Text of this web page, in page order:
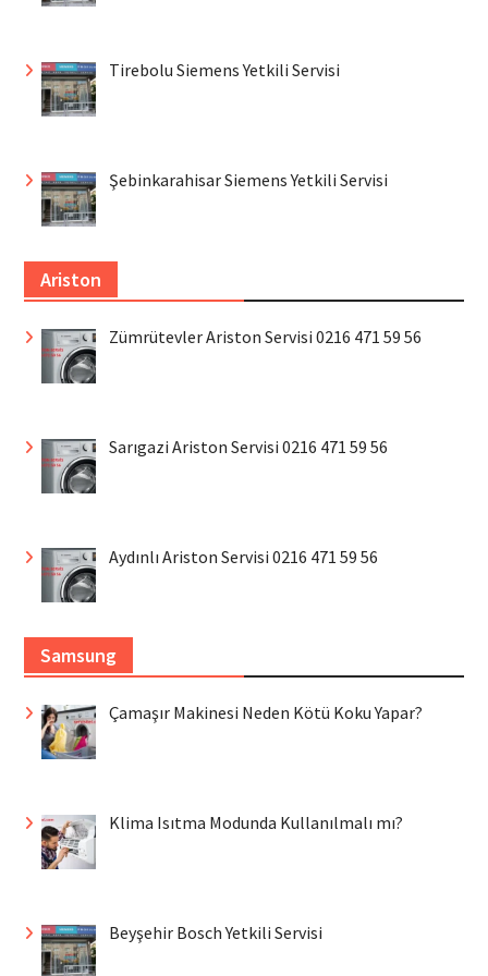
Tirebolu Siemens Yetkili Servisi
Şebinkarahisar Siemens Yetkili Servisi
Ariston
Zümrütevler Ariston Servisi 0216 471 59 56
Sarıgazi Ariston Servisi 0216 471 59 56
Aydınlı Ariston Servisi 0216 471 59 56
Samsung
Çamaşır Makinesi Neden Kötü Koku Yapar?
Klima Isıtma Modunda Kullanılmalı mı?
Beyşehir Bosch Yetkili Servisi